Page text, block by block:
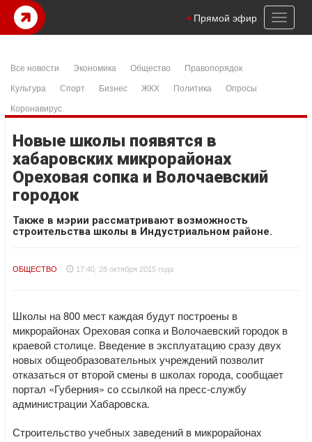
Toggle
Прямой эфир
Все новости Экономика Общество
Правопорядок
Культура
Спорт Бизнес ЖКХ Политика
Опросы
Коронавирус
Новые школы появятся в
хабаровских микрорайонах
Ореховая сопка и Волочаевский
городок
Также в мэрии рассматривают возможность
строительства школы в Индустриальном районе.
ОБЩЕСТВО 17:40, 28 октября 2015 года
Школы на 800 мест каждая будут построены в
микрорайонах Ореховая сопка и Волочаевский городок в
краевой столице. Введение в эксплуатацию сразу двух
новых общеобразовательных учреждений позволит
отказаться от второй смены в школах города, сообщает
портал «Губерния» со ссылкой на пресс-службу
администрации Хабаровска.
Строительство учебных заведений в микрорайонах